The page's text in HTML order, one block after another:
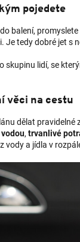
pojedete
balení,
Je tedy dobré jet s
skupinu lidí, se
věci na cestu
dělat
, trvanlivé
vody a jídla v